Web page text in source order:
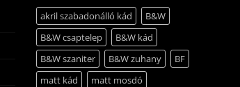
akril szabadonálló kád
B&W
B&W csaptelep
B&W kád
B&W szaniter
B&W zuhany
BF
matt kád
matt mosdó